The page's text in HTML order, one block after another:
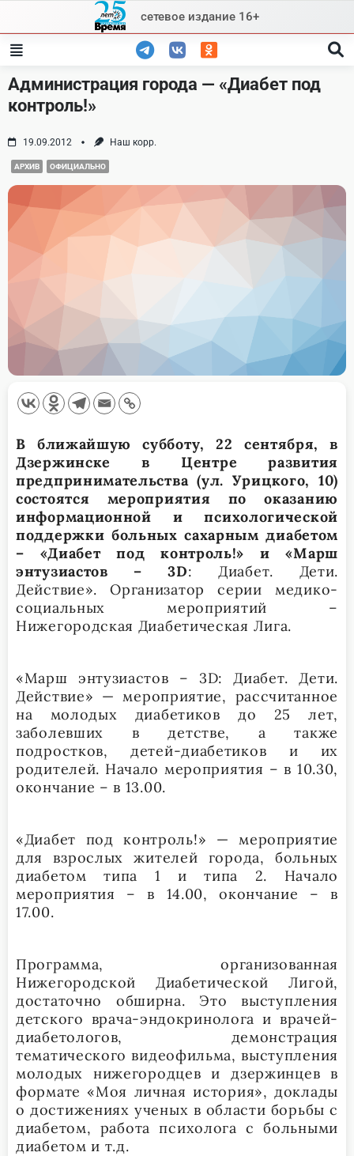
content
сетевое издание 16+
Администрация города — «Диабет под
контроль!»
19.09.2012 Наш корр.
АРХИВ ОФИЦИАЛЬНО
В ближайшую субботу, 22 сентября, в
Дзержинске в Центре развития
предпринимательства (ул. Урицкого, 10)
состоятся мероприятия по оказанию
информационной и психологической
поддержки больных сахарным диабетом
– «Диабет под контроль!» и «Марш
энтузиастов – 3D: Диабет. Дети.
Действие». Организатор серии медико-
социальных мероприятий –
Нижегородская Диабетическая Лига.
«Марш энтузиастов – 3D: Диабет. Дети.
Действие» — мероприятие, рассчитанное
на молодых диабетиков до 25 лет,
заболевших в детстве, а также
подростков, детей-диабетиков и их
родителей. Начало мероприятия – в 10.30,
окончание – в 13.00.
«Диабет под контроль!» — мероприятие
для взрослых жителей города, больных
диабетом типа 1 и типа 2. Начало
мероприятия – в 14.00, окончание – в
17.00.
Программа, организованная
Нижегородской Диабетической Лигой,
достаточно обширна. Это выступления
детского врача-эндокринолога и врачей-
диабетологов, демонстрация
тематического видеофильма, выступления
молодых нижегородцев и дзержинцев в
формате «Моя личная история», доклады
о достижениях ученых в области борьбы с
диабетом, работа психолога с больными
диабетом и т.д.